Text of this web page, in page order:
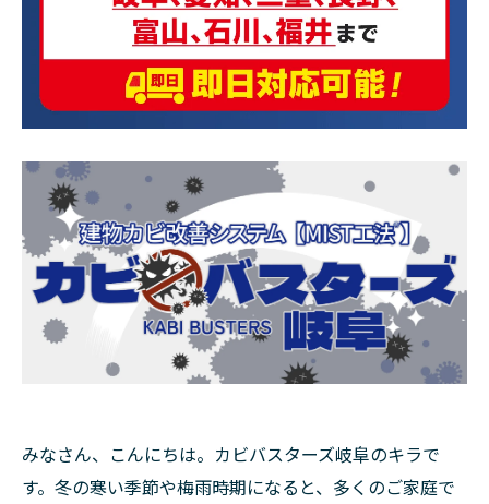
みなさん、こんにちは。カビバスターズ岐阜のキラで
す。冬の寒い季節や梅雨時期になると、多くのご家庭で